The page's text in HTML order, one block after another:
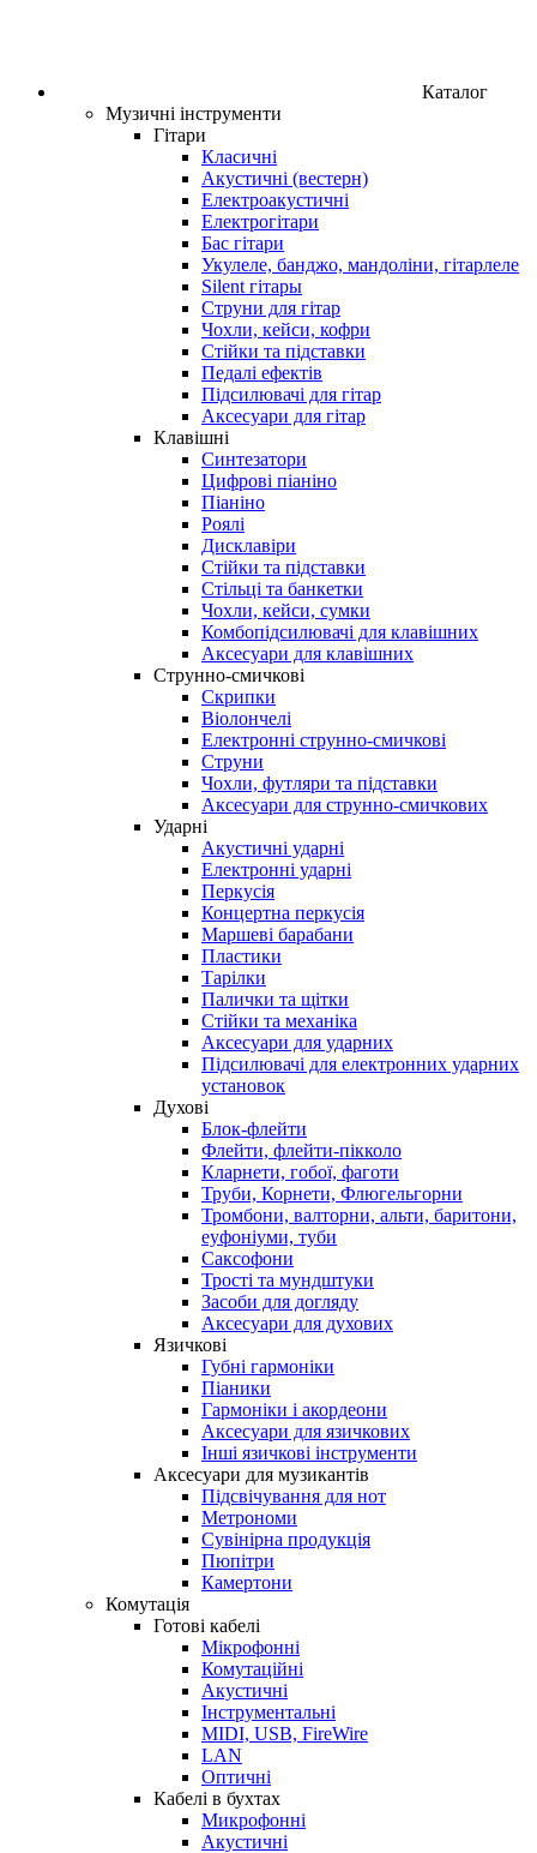
Каталог
Музичні інструменти
Гітари
Класичні
Акустичні (вестерн)
Електроакустичні
Електрогітари
Бас гітари
Укулеле, банджо, мандоліни, гітарлеле
Silent гітары
Струни для гітар
Чохли, кейси, кофри
Стійки та підставки
Педалі ефектів
Підсилювачі для гітар
Аксесуари для гітар
Клавішні
Синтезатори
Цифрові піаніно
Піаніно
Роялі
Дисклавіри
Стійки та підставки
Стільці та банкетки
Чохли, кейси, сумки
Комбопідсилювачі для клавішних
Аксесуари для клавішних
Струнно-смичкові
Скрипки
Віолончелі
Електронні струнно-смичкові
Струни
Чохли, футляри та підставки
Аксесуари для струнно-смичкових
Ударні
Акустичні ударні
Електронні ударні
Перкусія
Концертна перкусія
Маршеві барабани
Пластики
Тарілки
Палички та щітки
Стійки та механіка
Аксесуари для ударних
Підсилювачі для електронних ударних
установок
Духові
Блок-флейти
Флейти, флейти-пікколо
Кларнети, гобої, фаготи
Труби, Корнети, Флюгельгорни
Тромбони, валторни, альти, баритони,
еуфоніуми, туби
Саксофони
Трості та мундштуки
Засоби для догляду
Аксесуари для духових
Язичкові
Губні гармоніки
Піаники
Гармоніки і акордеони
Аксесуари для язичкових
Інші язичкові інструменти
Аксесуари для музикантів
Підсвічування для нот
Метрономи
Сувінірна продукція
Пюпітри
Камертони
Комутація
Готові кабелі
Мікрофонні
Комутаційні
Акустичні
Інструментальні
MIDI, USB, FireWire
LAN
Оптичні
Кабелі в бухтах
Микрофонні
Акустичні